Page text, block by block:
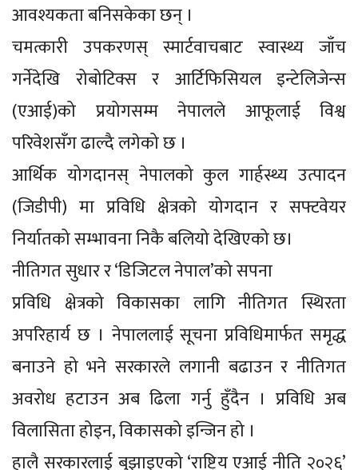
आवश्यकता बनिसकेका छन् ।
चमत्कारी उपकरणस् स्मार्टवाचबाट स्वास्थ्य जाँच
गर्नेदेखि रोबोटिक्स र आर्टिफिसियल इन्टेलिजेन्स
(एआई)को प्रयोगसम्म नेपालले आफूलाई विश्व
परिवेशसँग ढाल्दै लगेको छ ।
आर्थिक योगदानस् नेपालको कुल गार्हस्थ्य उत्पादन
(जिडीपी) मा प्रविधि क्षेत्रको योगदान र सफ्टवेयर
निर्यातको सम्भावना निकै बलियो देखिएको छ।
नीतिगत सुधार र ‘डिजिटल नेपाल’को सपना
प्रविधि क्षेत्रको विकासका लागि नीतिगत स्थिरता
अपरिहार्य छ । नेपाललाई सूचना प्रविधिमार्फत समृद्ध
बनाउने हो भने सरकारले लगानी बढाउन र नीतिगत
अवरोध हटाउन अब ढिला गर्नु हुँदैन । प्रविधि अब
विलासिता होइन, विकासको इन्जिन हो ।
हालै सरकारलाई बुझाइएको ‘राष्ट्रिय एआई नीति २०२६’